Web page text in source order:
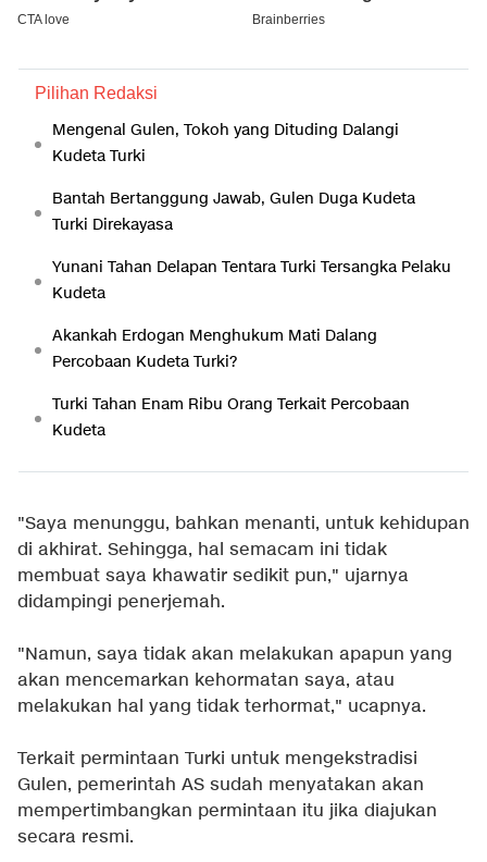
Pilihan Redaksi
Mengenal Gulen, Tokoh yang Dituding Dalangi
Kudeta Turki
Bantah Bertanggung Jawab, Gulen Duga Kudeta
Turki Direkayasa
Yunani Tahan Delapan Tentara Turki Tersangka Pelaku
Kudeta
Akankah Erdogan Menghukum Mati Dalang
Percobaan Kudeta Turki?
Turki Tahan Enam Ribu Orang Terkait Percobaan
Kudeta
"Saya menunggu, bahkan menanti, untuk kehidupan
di akhirat. Sehingga, hal semacam ini tidak
membuat saya khawatir sedikit pun," ujarnya
didampingi penerjemah.
"Namun, saya tidak akan melakukan apapun yang
akan mencemarkan kehormatan saya, atau
melakukan hal yang tidak terhormat," ucapnya.
Terkait permintaan Turki untuk mengekstradisi
Gulen, pemerintah AS sudah menyatakan akan
mempertimbangkan permintaan itu jika diajukan
secara resmi.